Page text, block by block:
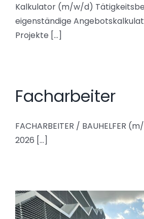
Kalkulator (m/w/d)
eigenständige
Projekte [...]
Facharbeiter
FACHARBEITER / BAUHELFER
2026 [...]